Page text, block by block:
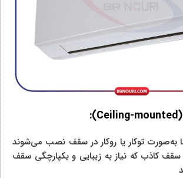
Ceiling-mounted
):
به‌صورت توکار یا روکار در سقف نصب می‌شوند
کاذب که نیاز به زیبایی و یکپارچگی سقف